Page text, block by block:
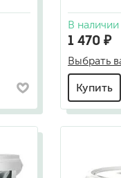
В наличии
1 470 ₽
Выбрать
Купить